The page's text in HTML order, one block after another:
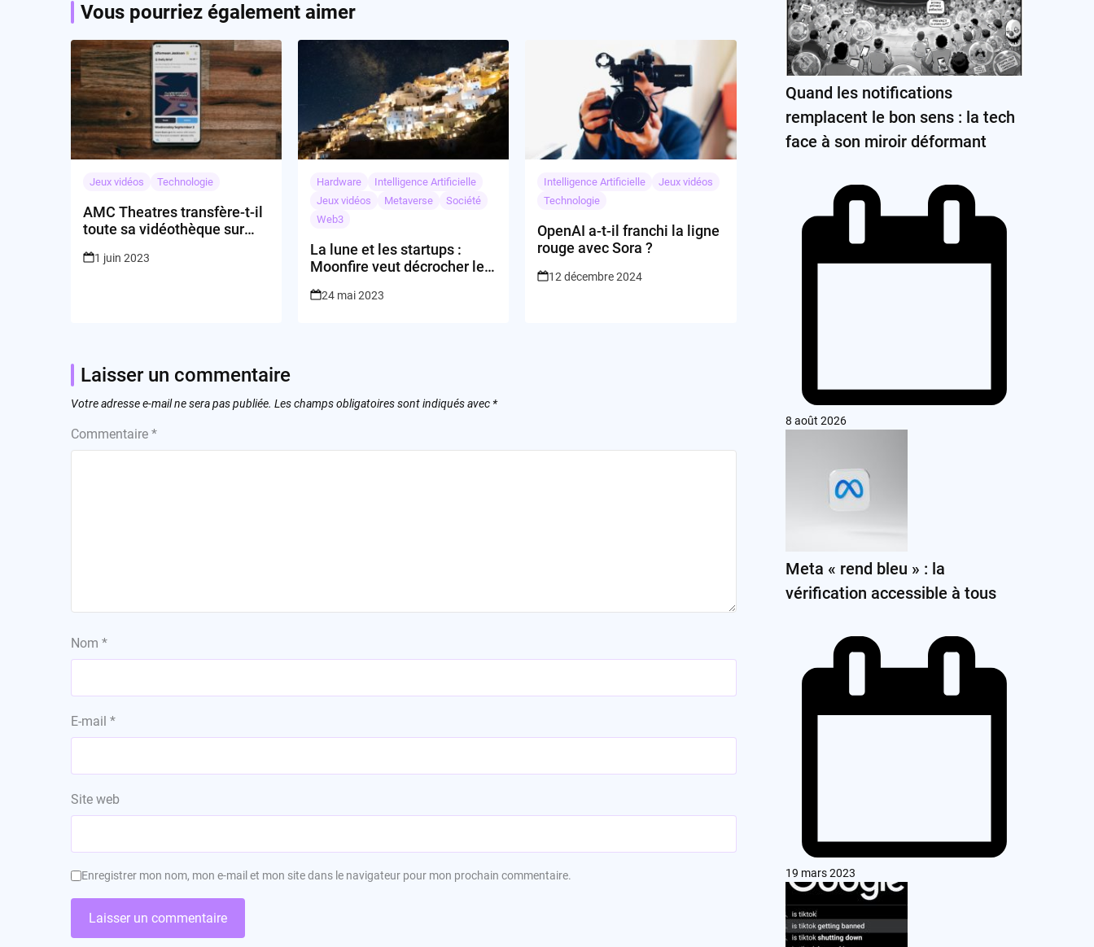
Vous pourriez également aimer
Jeux vidéos Technologie
AMC Theatres transfère-t-il
toute sa vidéothèque sur
meilleure expérience
1 juin 2023
Hardware
Intelligence Artificielle
Jeux vidéos
Metaverse
Société
Web3
La lune et les startups :
Moonfire veut décrocher les
artificielle
24 mai 2023
Intelligence Artificielle
Jeux vidéos
Technologie
OpenAI a-t-il franchi la ligne
rouge avec Sora ?
12 décembre 2024
Laisser un commentaire
Votre adresse e-mail ne sera pas publiée. Les champs obligatoires sont indiqués avec *
Commentaire *
Nom *
E-mail *
Site web
Enregistrer mon nom, mon e-mail et mon site dans le navigateur pour mon prochain commentaire.
Quand les notifications
remplacent le bon sens : la tech
face à son miroir déformant
8 août 2026
Meta « rend bleu » : la
vérification accessible à tous
19 mars 2023